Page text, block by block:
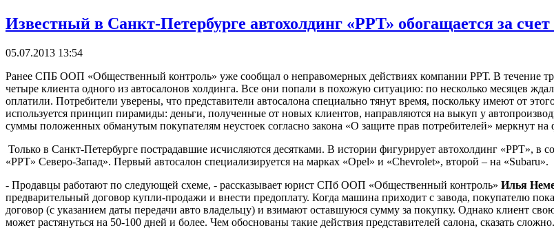
Известный в Санкт-Петербурге автохолдинг «РРТ» обогащается за
05.07.2013 13:54
Ранее СПБ ООП «Общественный контроль» уже сообщал о неправомерных действиях компании РРТ. В течение
четыре клиента одного из автосалонов холдинга. Все они попали в похожую ситуацию: по несколько месяцев
оплатили. Потребители уверены, что представители автосалона специально тянут время, поскольку имеют от
используется принцип пирамиды: деньги, полученные от новых клиентов, направляются на выкуп у
суммы положенных обманутым покупателям неустоек согласно закона «О защите прав потребителей» меркнут на
Только в Санкт-Петербурге пострадавшие исчисляются десятками. В истории фигурирует автохолдинг «РРТ»,
«РРТ» Северо-Запад». Первый автосалон специализируется на марках «Opel» и «Chevrolet», второй – на «Subaru».
- Продавцы работают по следующей схеме, - рассказывает юрист СПб ООП «Общественный контроль» Илья
предварительный договор купли-продажи и внести предоплату. Когда машина приходит с завода, покупателю
договор (с указанием даты передачи авто владельцу) и взимают оставшуюся сумму за покупку. Однако клиент
может растянуться на 50-100 дней и более. Чем обоснованы такие действия представителей салона, сказать